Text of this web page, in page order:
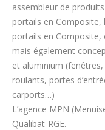
assembleur de
portails en Composite,
portails en
mais également
et aluminium
roulants, portes
carports…)
L’agence MPN
Qualibat-RGE.